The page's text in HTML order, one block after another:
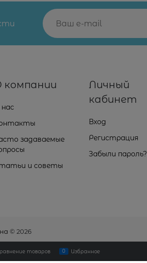
компании
задаваемые
и советы
Личный
кабинет
Вход
Регистрация
Забыли пароль?
© 2026
товаров 0 Избранное